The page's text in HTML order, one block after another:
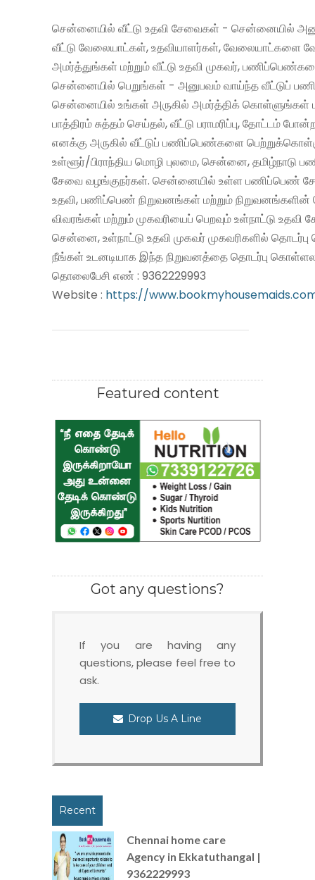
சென்னையில் வீட்டு உதவி சேவைகள் - சென்னையில்
வீட்டு வேலையாட்கள், உதவியாளர்கள், வேலையாட்களை
அமர்த்துங்கள் மற்றும் வீட்டு உதவி முகவர்,
சென்னையில் பெறுங்கள் - அனுபவம் வாய்ந்த வீட்டுப்
சென்னையில் உங்கள் அருகில் அமர்த்திக் கொள்ளுங்கள்
பாத்திரம் சுத்தம் செய்தல், வீட்டு பராமரிப்பு, தோட்டம்
எனக்கு அருகில் வீட்டுப் பணிப்பெண்களை
உள்ளூர்/பிராந்திய மொழி புலமை, சென்னை, தமிழ்நாடு
சேவை வழங்குநர்கள். சென்னையில் உள்ள பணிப்பெண்
உதவி, பணிப்பெண் நிறுவனங்கள் மற்றும் நிறுவனங்களின்
விவரங்கள் மற்றும் முகவரியைப் பெறவும் உள்நாட்டு உதவி
சென்னை, உள்நாட்டு உதவி முகவர் முகவரிகளில்
நீங்கள் உடனடியாக இந்த நிறுவனத்தை தொடர்பு
தொலைபேசி எண் : 9362229993
Website : https://
Featured content
Got any questions?
If you are having any
questions, please feel free to
ask.
Drop Us A Line
Recent
Chennai home care
Agency in Ekkatuthangal |
9362229993